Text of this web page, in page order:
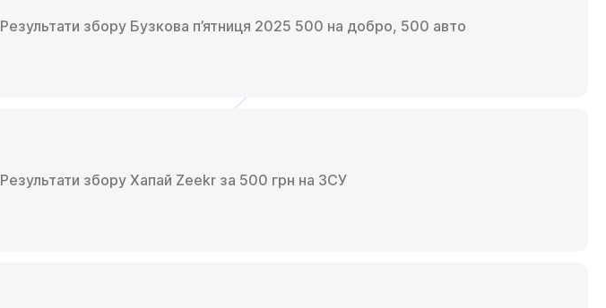
Результати збору Бузкова п’ятниця 2025 500 на добро, 500 авто
Результати збору Хапай Zeekr за 500 грн на ЗСУ